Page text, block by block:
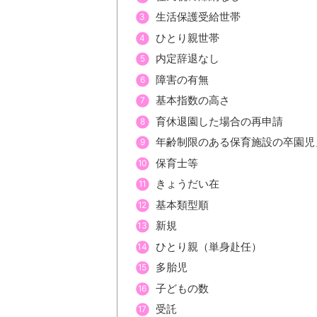
生活保護受給世帯
ひとり親世帯
内定辞退なし
障害の有無
基本指数の高さ
育休退園した場合の再申請
年齢制限のある保育施設の卒園児
保育士等
きょうだい在
基本類型順
新規
ひとり親（単身赴任）
多胎児
子どもの数
受託